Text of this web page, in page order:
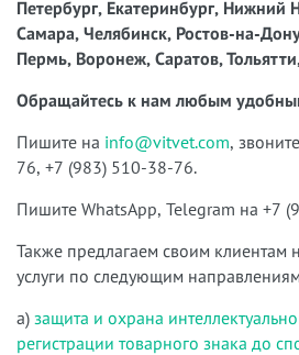
Петербург, Екатеринбург, Нижний
Самара, Челябинск, Ростов-на-
Пермь, Воронеж, Саратов,
Обращайтесь к нам любым
Пишите на info@vitvet.com,
76, +7 (983) 510-38-76.
Пишите WhatsApp, Telegram на +7
Также предлагаем своим
услуги по следующим
а) защита и охрана
регистрации товарного знака до